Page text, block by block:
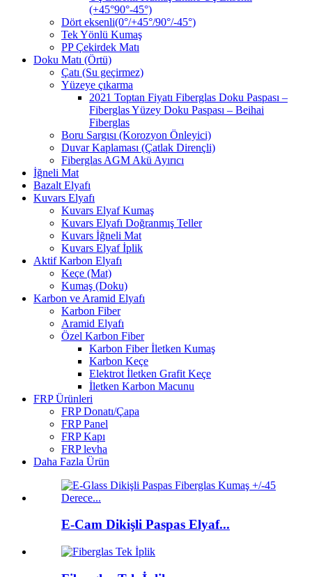
(+45°90°-45°)
Dört eksenli(0°/+45°/90°/-45°)
Tek Yönlü Kumaş
PP Çekirdek Matı
Doku Matı (Örtü)
Çatı (Su geçirmez)
Yüzeye çıkarma
2021 Toptan Fiyatı Fiberglas Doku Paspası –
Fiberglas Yüzey Doku Paspası – Beihai
Fiberglas
Boru Sargısı (Korozyon Önleyici)
Duvar Kaplaması (Çatlak Dirençli)
Fiberglas AGM Akü Ayırıcı
İğneli Mat
Bazalt Elyafı
Kuvars Elyafı
Kuvars Elyaf Kumaş
Kuvars Elyafı Doğranmış Teller
Kuvars İğneli Mat
Kuvars Elyaf İplik
Aktif Karbon Elyafı
Keçe (Mat)
Kumaş (Doku)
Karbon ve Aramid Elyafı
Karbon Fiber
Aramid Elyafı
Özel Karbon Fiber
Karbon Fiber İletken Kumaş
Karbon Keçe
Elektrot İletken Grafit Keçe
İletken Karbon Macunu
FRP Ürünleri
FRP Donatı/Çapa
FRP Panel
FRP Kapı
FRP levha
Daha Fazla Ürün
E-Cam Dikişli Paspas Elyaf...